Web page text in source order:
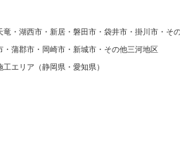
竜・湖西市・新居・磐田市・袋井市・掛川市・そ
・蒲郡市・岡崎市・新城市・その他三河地区
エリア（静岡県・愛知県）